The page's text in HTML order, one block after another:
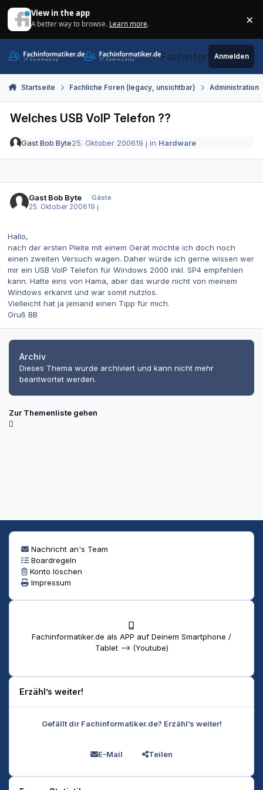
View in the app
A better way to browse. Learn more. ×
Fachinformatiker.de
Anmelden
Startseite Fachliche Foren (legacy, unsichtbar) Administration
Welches USB VoIP Telefon ??
Gast Bob Byte25. Oktober 200619 j in Hardware
Gast Bob Byte
Gäste
25. Oktober 200619 j
Hallo,
nach der ersten Pleite mit einem Gerät möchte ich doch noch
einen zweiten Versuch wagen. Daher würde ich gerne wissen wer
mir ein USB VoIP Telefon für Windows 2000 inkl. SP4 empfehlen
kann. Hatte eins von Hama, aber das wurde nicht von meinem
Windows erkannt und war somit nutzlos.
Vielleicht hat ja jemand einen Tipp für mich.
Gruß BB
Archiv
Dieses Thema wurde archiviert und kann nicht mehr
beantwortet werden.
Zur Themenliste gehen
Nachricht an's Team
Boardregeln
Konto löschen
Impressum
Fachinformatiker.de als APP auf Deinem Smartphone /
Tablet --> (Youtube)
Erzähl’s weiter!
Gefällt dir Fachinformatiker.de? Erzähl’s weiter!
E-Mail Teilen